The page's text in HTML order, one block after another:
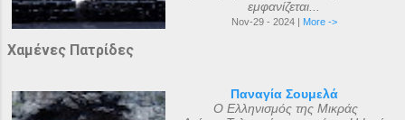
εμφανίζεται...
Nov-29 - 2024 | More ->
Χαμένες Πατρίδες
Παναγία Σουμελά
Ο Ελληνισμός της Μικράς